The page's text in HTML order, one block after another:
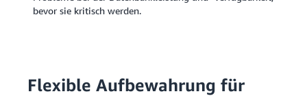
bevor sie kritisch werden.
Flexible Aufbewahrung für